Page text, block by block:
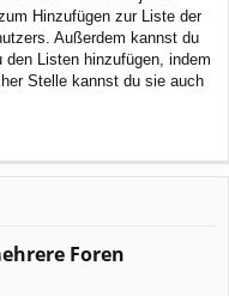
Hinzufügen zur Liste der
Außerdem kannst du
Listen hinzufügen, indem
Stelle kannst du sie auch
Foren